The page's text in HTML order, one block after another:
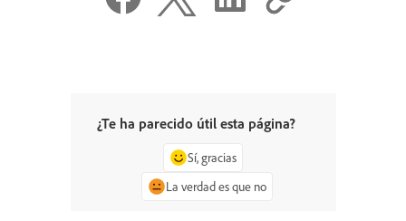
¿Te ha parecido útil esta página?
Sí, gracias
La verdad es que no